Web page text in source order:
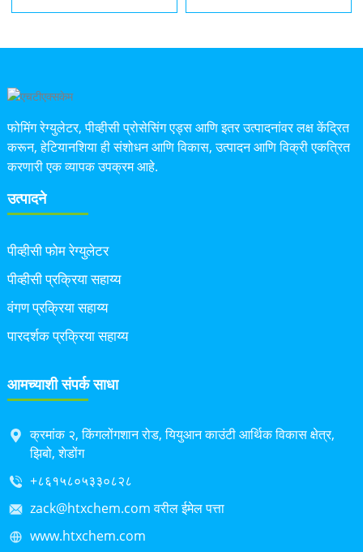
फोमिंग रेग्युलेटर, पीव्हीसी प्रोसेसिंग एड्स आणि इतर उत्पादनांवर लक्ष केंद्रित
करून, हेटियानशिया ही संशोधन आणि विकास, उत्पादन आणि विक्री एकत्रित
करणारी एक व्यापक उपक्रम आहे.
उत्पादने
पीव्हीसी फोम रेग्युलेटर
पीव्हीसी प्रक्रिया सहाय्य
वंगण प्रक्रिया सहाय्य
पारदर्शक प्रक्रिया सहाय्य
आमच्याशी संपर्क साधा
क्रमांक २, किंगलोंगशान रोड, यियुआन काउंटी आर्थिक विकास क्षेत्र,
झिबो, शेडोंग
+८६१५८०५३३०८२८
zack@htxchem.com वरील ईमेल पत्ता
www.htxchem.com